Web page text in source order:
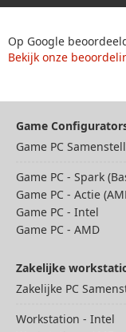
Op Google
Bekijk onze
Game
Game PC
Game PC - Spark
Game PC - Actie
Game PC - Intel
Game PC - AMD
Zakelijke
Zakelijke PC
Workstation - Intel